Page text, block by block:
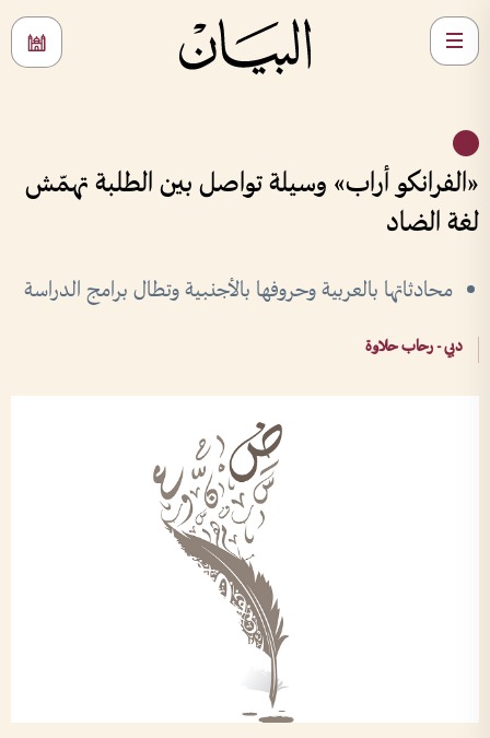
«الفرانكو أراب» وسيلة تواصل بين الطلبة تهمّش
لغة الضاد
محادثاتها بالعربية وحروفها بالأجنبية وتطال برامج الدراسة
دبي - رحاب حلاوة